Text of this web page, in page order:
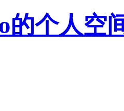
的个人空